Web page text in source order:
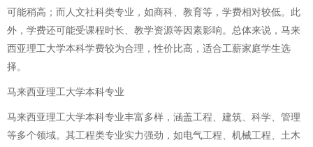
可能稍高；而人文社科类专业，如商科、教育等，学费相对较低。此
外，学费还可能受课程时长、教学资源等因素影响。总体来说，马来
西亚理工大学本科学费较为合理，性价比高，适合工薪家庭学生选
择。
马来西亚理工大学本科专业
马来西亚理工大学本科专业丰富多样，涵盖工程、建筑、科学、管理
等多个领域。其工程类专业实力强劲，如电气工程、机械工程、土木